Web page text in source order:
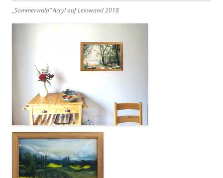
„Sommerwald“ Acryl auf Leinwand 2018